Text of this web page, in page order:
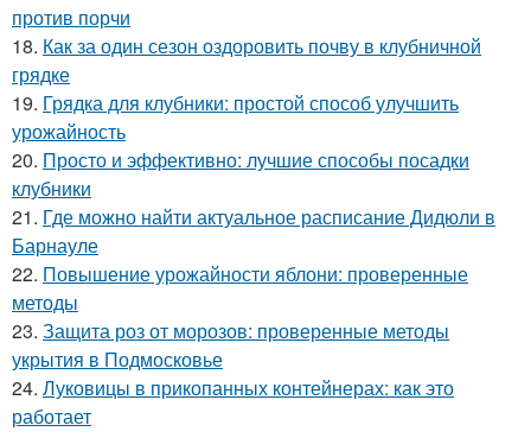
против порчи
18. Как за один сезон оздоровить почву в клубничной
грядке
19. Грядка для клубники: простой способ улучшить
урожайность
20. Просто и эффективно: лучшие способы посадки
клубники
21. Где можно найти актуальное расписание Дидюли в
Барнауле
22. Повышение урожайности яблони: проверенные
методы
23. Защита роз от морозов: проверенные методы
укрытия в Подмосковье
24. Луковицы в прикопанных контейнерах: как это
работает